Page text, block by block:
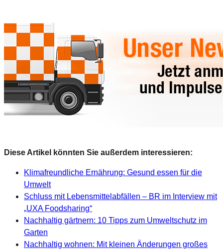
Diese Artikel könnten Sie außerdem interessieren:
Klimafreundliche Ernährung: Gesund essen für die
Umwelt
Schluss mit Lebensmittelabfällen – BR im Interview mit
„UXA Foodsharing“
Nachhaltig gärtnern: 10 Tipps zum Umweltschutz im
Garten
Nachhaltig wohnen: Mit kleinen Änderungen großes